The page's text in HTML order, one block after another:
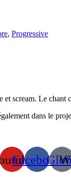
, Progressive
scream. Le chant
dans le
Facebook